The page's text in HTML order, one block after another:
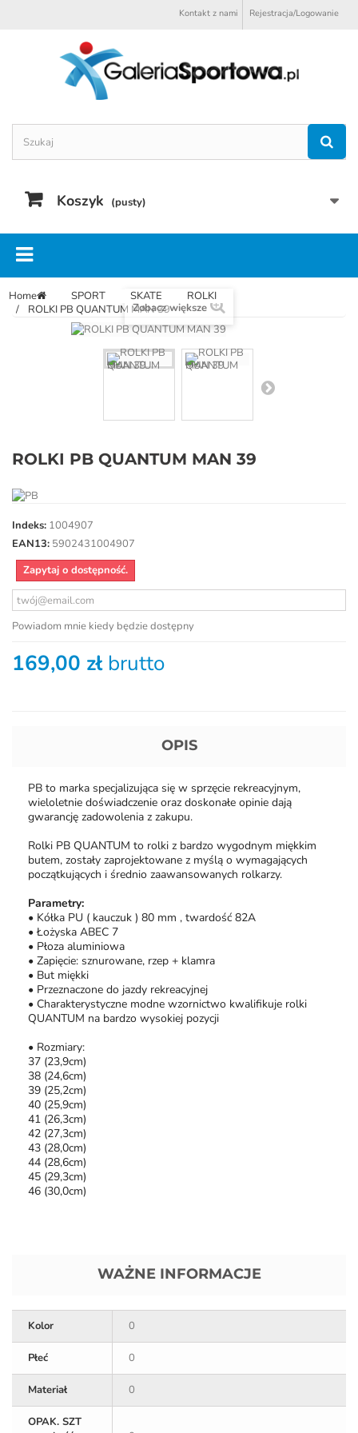
Rejestracja/Logowanie
Kontakt z nami
Koszyk (pusty)
Home SPORT SKATE
ROLKI
ROLKI PB QUANTUM MAN 39Zobacz większe
ROLKI PB QUANTUM MAN 39
Indeks: 1004907
EAN13: 5902431004907
Zapytaj o dostępność.
Powiadom mnie kiedy będzie dostępny
169,00 złbrutto
OPIS
PB to marka specjalizująca się w sprzęcie rekreacyjnym,
wieloletnie doświadczenie oraz doskonałe opinie dają
gwarancję zadowolenia z zakupu.
Rolki PB QUANTUM to rolki z bardzo wygodnym miękkim
butem, zostały zaprojektowane z myślą o wymagających
początkujących i średnio zaawansowanych rolkarzy.
Parametry:
• Kółka PU ( kauczuk ) 80 mm , twardość 82A
• Łożyska ABEC 7
• Płoza aluminiowa
• Zapięcie: sznurowane, rzep + klamra
• But miękki
• Przeznaczone do jazdy rekreacyjnej
• Charakterystyczne modne wzornictwo kwalifikuje rolki
QUANTUM na bardzo wysokiej pozycji
• Rozmiary:
37 (23,9cm)
38 (24,6cm)
39 (25,2cm)
40 (25,9cm)
41 (26,3cm)
42 (27,3cm)
43 (28,0cm)
44 (28,6cm)
45 (29,3cm)
46 (30,0cm)
WAŻNE INFORMACJE
Kolor 0
Płeć 0
Materiał 0
OPAK. SZT